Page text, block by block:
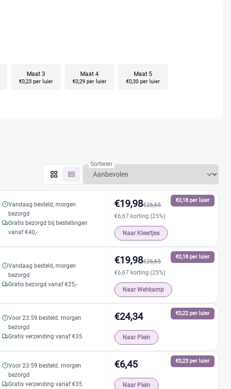
Maat 3
€0,23 per luier
Maat 4
€0,29 per luier
Maat 5
€0,30 per luier
Sorteren
Vandaag besteld, morgen
bezorgd
Gratis bezorgd bij bestellingen
vanaf €40,-
€0,18 per luier
€19,98€26,65
€6,67 korting (25%)
Naar Kleertjes
Vandaag besteld, morgen
bezorgd
Gratis bezorgd vanaf €25,-
€0,18 per luier
€19,98€26,65
€6,67 korting (25%)
Naar Wehkamp
Voor 23:59 besteld. morgen
bezorgd
Gratis verzending vanaf €35
€0,22 per luier
€24,34
Naar Plein
Voor 23:59 besteld. morgen
bezorgd
Gratis verzending vanaf €35
€0,23 per luier
€6,45
Naar Plein